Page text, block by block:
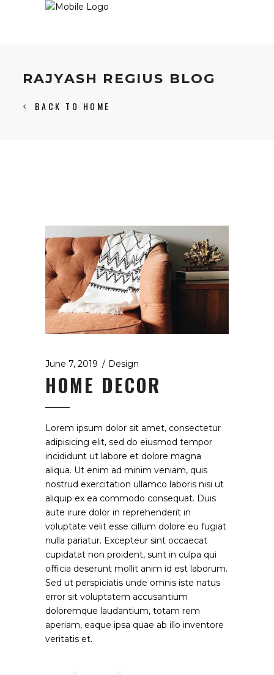
RAJYASH REGIUS BLOG
BACK TO HOME
June 7, 2019 Design
HOME DECOR
Lorem ipsum dolor sit amet, consectetur
adipisicing elit, sed do eiusmod tempor
incididunt ut labore et dolore magna
aliqua. Ut enim ad minim veniam, quis
nostrud exercitation ullamco laboris nisi ut
aliquip ex ea commodo consequat. Duis
aute irure dolor in reprehenderit in
voluptate velit esse cillum dolore eu fugiat
nulla pariatur. Excepteur sint occaecat
cupidatat non proident, sunt in culpa qui
officia deserunt mollit anim id est laborum.
Sed ut perspiciatis unde omnis iste natus
error sit voluptatem accusantium
doloremque laudantium, totam rem
aperiam, eaque ipsa quae ab illo inventore
veritatis et.